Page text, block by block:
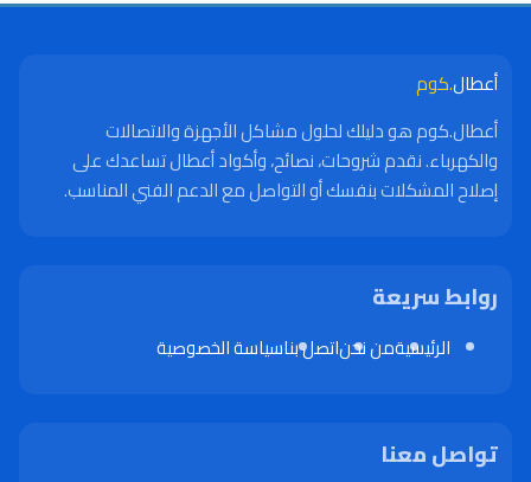
أعطال.كوم
أعطال.كوم هو دليلك لحلول مشاكل الأجهزة والاتصالات
والكهرباء. نقدم شروحات، نصائح، وأكواد أعطال تساعدك على
إصلاح المشكلات بنفسك أو التواصل مع الدعم الفني المناسب.
روابط سريعة
الرئيسيةمن نحناتصل بناسياسة الخصوصية
تواصل معنا